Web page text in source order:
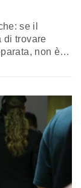
se il
di trovare
non è
peggio